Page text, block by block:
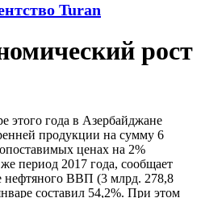
Turan
рост
этого года в Азербайджане
продукции на сумму 6
ценах на 2%
период 2017 года, сообщает
нефтяного BBП (3 млрд. 278,8
составил 54,2%. При этом